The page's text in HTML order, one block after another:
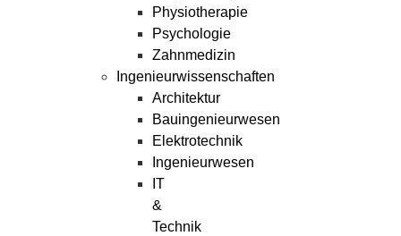
Physiotherapie
Psychologie
Zahnmedizin
Ingenieurwissenschaften
Architektur
Bauingenieurwesen
Elektrotechnik
Ingenieurwesen
IT
&
Technik